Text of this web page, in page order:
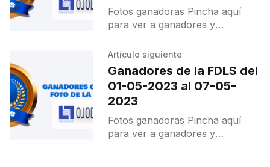
Fotos ganadoras Pincha aquí
para ver a ganadores y
Artículo siguiente
Ganadores de la FDLS del
01-05-2023 al 07-05-
2023
Fotos ganadoras Pincha aquí
para ver a ganadores y